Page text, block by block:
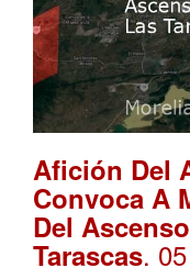
Afición Del
Convoca A
Del
Tarascas.